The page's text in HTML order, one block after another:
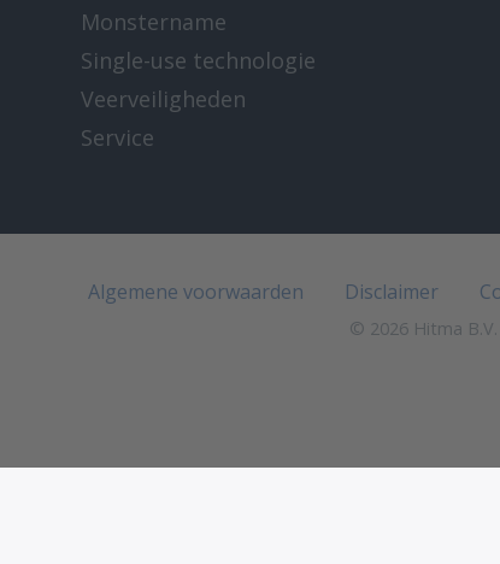
Monstername
Single-use technologie
Veerveiligheden
Service
Algemene voorwaarden Disclaimer
© 2026 Hitma B.V.